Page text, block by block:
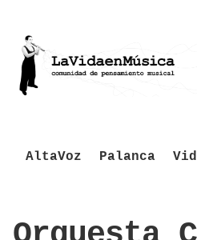
AltaVoz Palanca